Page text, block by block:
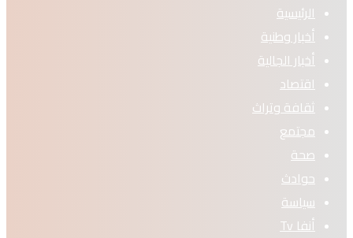
الرئيسية
أخبار وطنية
أخبار الجالية
اقتصاد
ثقافة وتراث
مجتمع
صحة
حوادث
سياسة
أنفا Tv